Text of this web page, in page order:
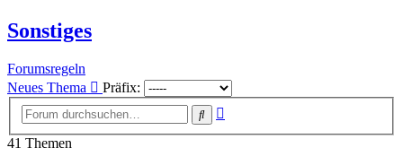
Sonstiges
Forumsregeln
Neues Thema
Präfix:
Suche
41 Themen